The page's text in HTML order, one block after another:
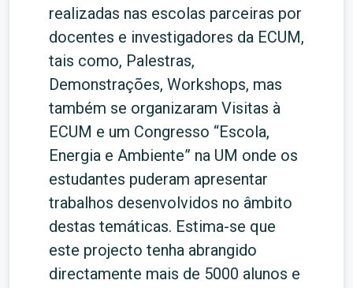
realizadas nas escolas parceiras por
docentes e investigadores da ECUM,
tais como, Palestras,
Demonstrações, Workshops, mas
também se organizaram Visitas à
ECUM e um Congresso “Escola,
Energia e Ambiente” na UM onde os
estudantes puderam apresentar
trabalhos desenvolvidos no âmbito
destas temáticas. Estima-se que
este projecto tenha abrangido
directamente mais de 5000 alunos e